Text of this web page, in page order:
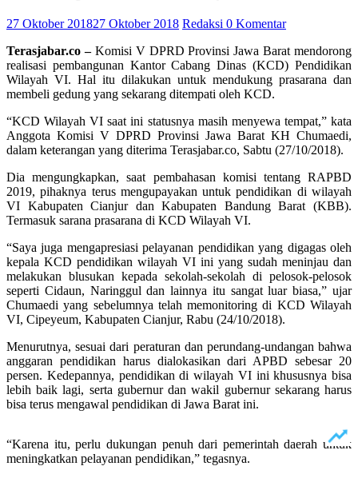
27 Oktober 201827 Oktober 2018 Redaksi 0 Komentar
Terasjabar.co – Komisi V DPRD Provinsi Jawa Barat mendorong
realisasi pembangunan Kantor Cabang Dinas (KCD) Pendidikan
Wilayah VI. Hal itu dilakukan untuk mendukung prasarana dan
membeli gedung yang sekarang ditempati oleh KCD.
“KCD Wilayah VI saat ini statusnya masih menyewa tempat,” kata
Anggota Komisi V DPRD Provinsi Jawa Barat KH Chumaedi,
dalam keterangan yang diterima Terasjabar.co, Sabtu (27/10/2018).
Dia mengungkapkan, saat pembahasan komisi tentang RAPBD
2019, pihaknya terus mengupayakan untuk pendidikan di wilayah
VI Kabupaten Cianjur dan Kabupaten Bandung Barat (KBB).
Termasuk sarana prasarana di KCD Wilayah VI.
“Saya juga mengapresiasi pelayanan pendidikan yang digagas oleh
kepala KCD pendidikan wilayah VI ini yang sudah meninjau dan
melakukan blusukan kepada sekolah-sekolah di pelosok-pelosok
seperti Cidaun, Naringgul dan lainnya itu sangat luar biasa,” ujar
Chumaedi yang sebelumnya telah memonitoring di KCD Wilayah
VI, Cipeyeum, Kabupaten Cianjur, Rabu (24/10/2018).
Menurutnya, sesuai dari peraturan dan perundang-undangan bahwa
anggaran pendidikan harus dialokasikan dari APBD sebesar 20
persen. Kedepannya, pendidikan di wilayah VI ini khususnya bisa
lebih baik lagi, serta gubernur dan wakil gubernur sekarang harus
bisa terus mengawal pendidikan di Jawa Barat ini.
“Karena itu, perlu dukungan penuh dari pemerintah daerah untuk
meningkatkan pelayanan pendidikan,” tegasnya.